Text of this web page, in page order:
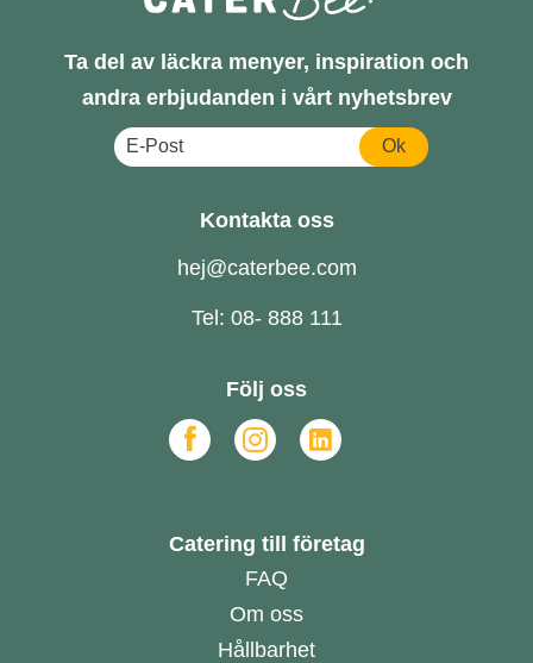
Ta del av läckra menyer, inspiration och
andra erbjudanden i vårt nyhetsbrev
Ok
Kontakta oss
hej@caterbee.com
Tel: 08- 888 111
Följ oss
Catering till företag
FAQ
Om oss
Hållbarhet